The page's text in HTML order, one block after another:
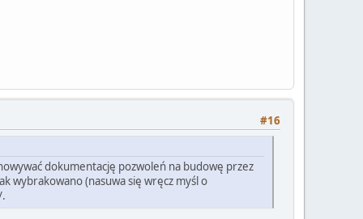
#16
dokumentację pozwoleń na budowę przez
wybrakowano (nasuwa się wręcz myśl o